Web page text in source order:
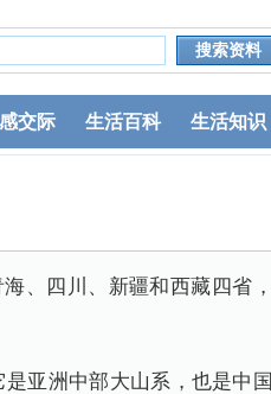
交际 生活百科 生活知识
、四川、新疆和西藏四省，
亚洲中部大山系，也是中国